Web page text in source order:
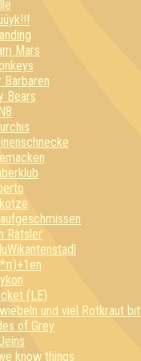
Mars
Barbaren
Bears
Rätsler
(LE)
und viel Rotkraut
of Grey
know things